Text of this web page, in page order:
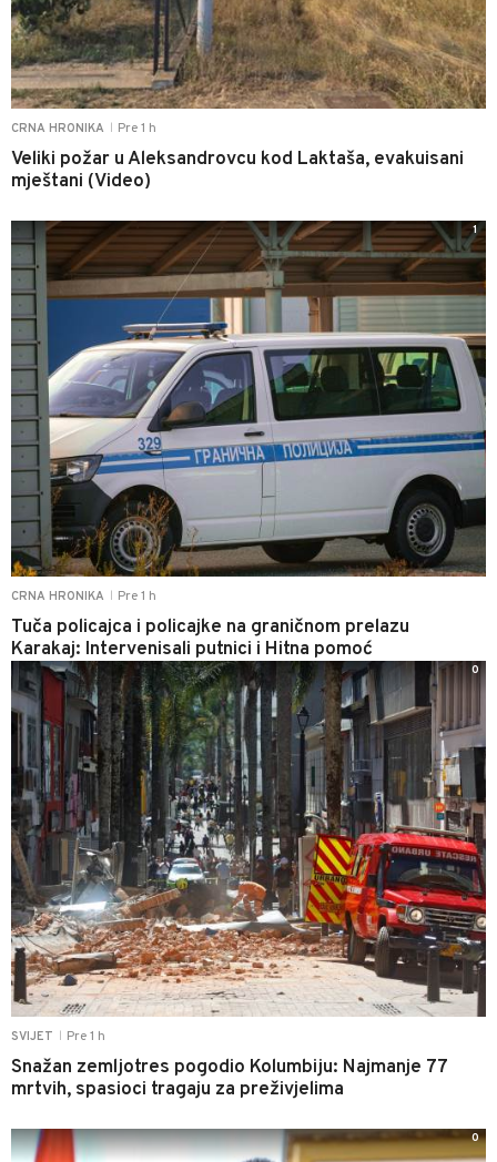
CRNA HRONIKA Pre 1 h
Veliki požar u Aleksandrovcu kod Laktaša, evakuisani
mještani (Video)
CRNA HRONIKA Pre 1 h
Tuča policajca i policajke na graničnom prelazu
Karakaj: Intervenisali putnici i Hitna pomoć
1
SVIJET Pre 1 h
Snažan zemljotres pogodio Kolumbiju: Najmanje 77
mrtvih, spasioci tragaju za preživjelima
0
0